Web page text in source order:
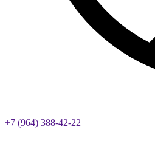
+7 (964) 388-42-22